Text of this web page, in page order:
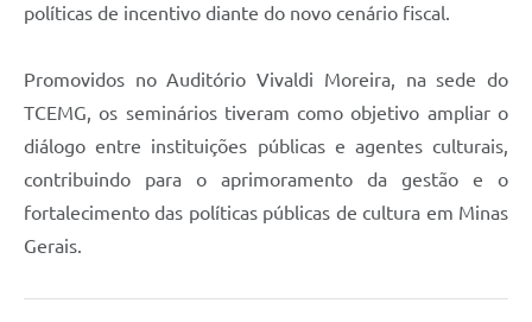
políticas de incentivo diante do novo cenário fiscal.
Promovidos no Auditório Vivaldi Moreira, na sede do
TCEMG, os seminários tiveram como objetivo ampliar o
diálogo entre instituições públicas e agentes culturais,
contribuindo para o aprimoramento da gestão e o
fortalecimento das políticas públicas de cultura em Minas
Gerais.